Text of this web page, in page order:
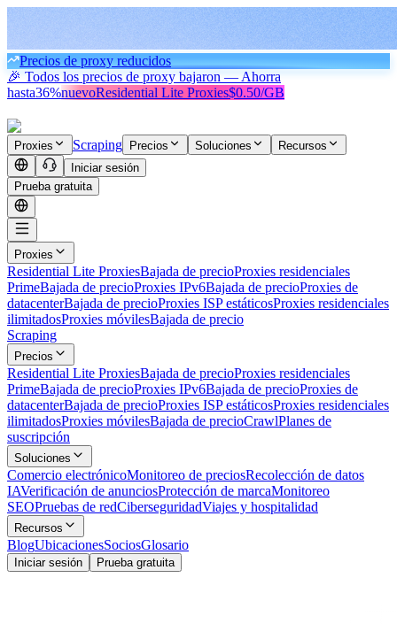
Precios de proxy reducidos
🎉 Todos los precios de proxy bajaron — Ahorra
hasta36%nuevoResidential Lite Proxies$0.50/GB
Proxies Scraping Precios Soluciones
Recursos
Iniciar sesión
Prueba gratuita
Proxies
Residential Lite ProxiesBajada de precioProxies residenciales
PrimeBajada de precioProxies IPv6Bajada de precioProxies de
datacenterBajada de precioProxies ISP estáticosProxies residenciales
ilimitadosProxies móvilesBajada de precio
Scraping
Precios
Residential Lite ProxiesBajada de precioProxies residenciales
PrimeBajada de precioProxies IPv6Bajada de precioProxies de
datacenterBajada de precioProxies ISP estáticosProxies residenciales
ilimitadosProxies móvilesBajada de precioCrawlPlanes de
suscripción
Soluciones
Comercio electrónicoMonitoreo de preciosRecolección de datos
IAVerificación de anunciosProtección de marcaMonitoreo
SEOPruebas de redCiberseguridadViajes y hospitalidad
Recursos
BlogUbicacionesSociosGlosario
Iniciar sesión Prueba gratuita